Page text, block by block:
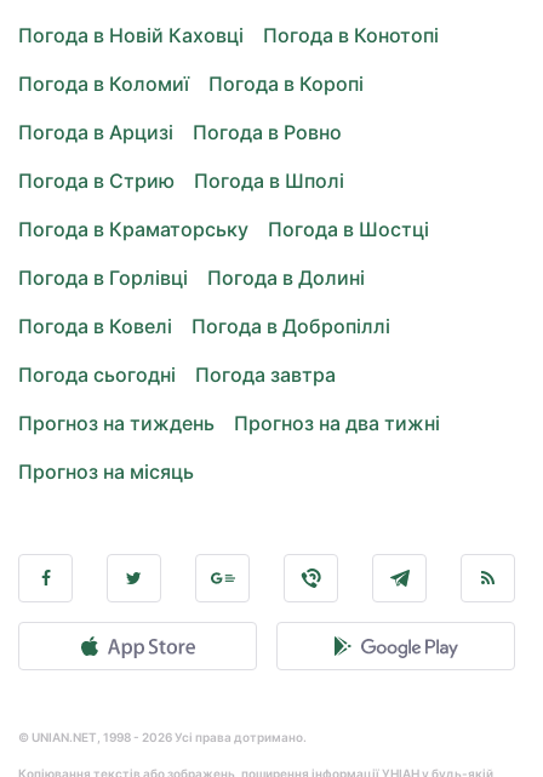
Погода в Новій Каховці
Погода в Конотопі
Погода в Коломиї
Погода в Коропі
Погода в Арцизі
Погода в Ровно
Погода в Стрию
Погода в Шполі
Погода в Краматорську
Погода в Шостці
Погода в Горлівці
Погода в Долині
Погода в Ковелі
Погода в Добропіллі
Погода сьогодні
Погода завтра
Прогноз на тиждень
Прогноз на два тижні
Прогноз на місяць
© UNIAN.NET, 1998 - 2026 Усі права дотримано.
Копіювання текстів або зображень, поширення інформації УНІАН у будь-якій